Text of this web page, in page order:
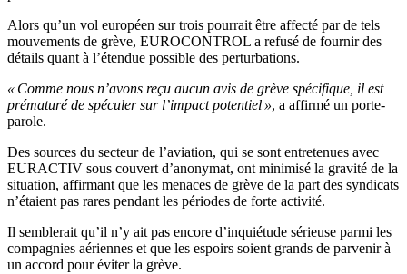
Alors qu’un vol européen sur trois pourrait être affecté par de tels
mouvements de grève, EUROCONTROL a refusé de fournir des
détails quant à l’étendue possible des perturbations.
« Comme nous n’avons reçu aucun avis de grève spécifique, il est
prématuré de spéculer sur l’impact potentiel », a affirmé un porte-
parole.
Des sources du secteur de l’aviation, qui se sont entretenues avec
EURACTIV sous couvert d’anonymat, ont minimisé la gravité de la
situation, affirmant que les menaces de grève de la part des syndicats
n’étaient pas rares pendant les périodes de forte activité.
Il semblerait qu’il n’y ait pas encore d’inquiétude sérieuse parmi les
compagnies aériennes et que les espoirs soient grands de parvenir à
un accord pour éviter la grève.